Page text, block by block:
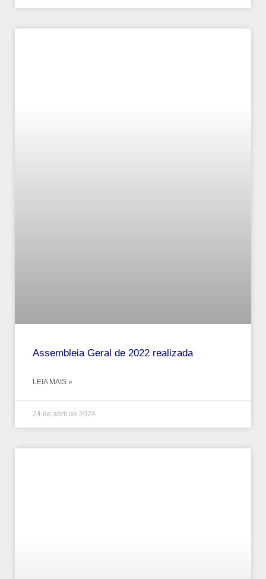
Assembleia Geral de 2022 realizada
LEIA MAIS »
24 de abril de 2024